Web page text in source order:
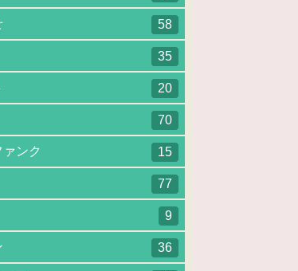
58
35
20
70
ンク 15
77
9
36